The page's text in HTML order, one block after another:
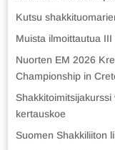
Kutsu
Muista ilmoittautua
Nuorten EM 2026
Championship in
kertauskoe
Suomen Shakkiliiton